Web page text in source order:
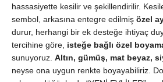
Gümüş,
Beyaz
Boya
Ayaklı
|
hassasiyette kesilir ve şekillendirilir.
sembol, arkasına entegre edilmiş özel
durur, herhangi bir ek desteğe ihtiyaç
tercihine göre, isteğe bağlı özel
sunuyoruz. Altın, gümüş, mat beyaz,
neyse ona uygun renkte boyayabiliriz.